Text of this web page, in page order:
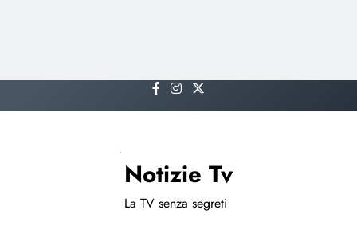
to
Notizie Tv
La TV senza segreti